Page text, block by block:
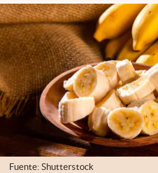
Espiritualidad
Mediakit
abre en nueva pestaña
México
Fuente: Shutterstock